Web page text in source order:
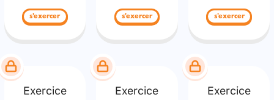
s'exercer s'exercer s'exercer
Exercice Exercice Exercice